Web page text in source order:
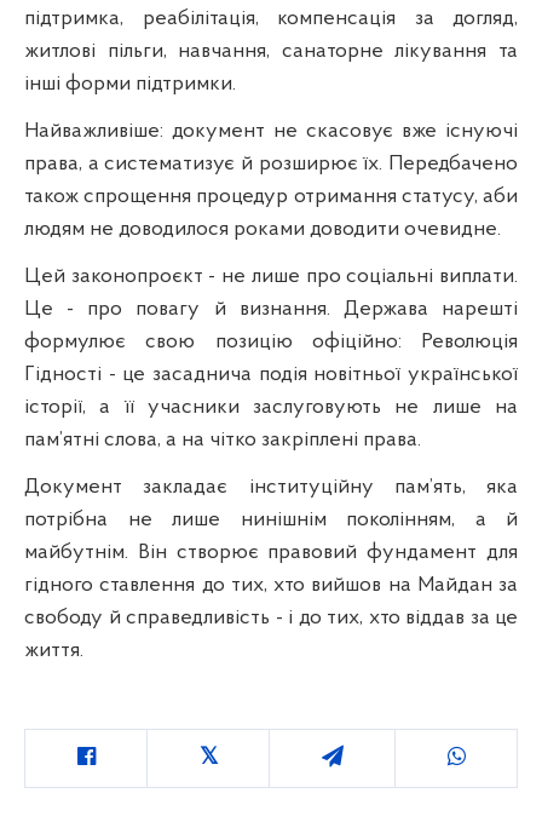
підтримка, реабілітація, компенсація за догляд,
житлові пільги, навчання, санаторне лікування та
інші форми підтримки.
Найважливіше: документ не скасовує вже існуючі
права, а систематизує й розширює їх. Передбачено
також спрощення процедур отримання статусу, аби
людям не доводилося роками доводити очевидне.
Цей законопроєкт - не лише про соціальні виплати.
Це - про повагу й визнання. Держава нарешті
формулює свою позицію офіційно: Революція
Гідності - це засаднича подія новітньої української
історії, а її учасники заслуговують не лише на
пам’ятні слова, а на чітко закріплені права.
Документ закладає інституційну пам’ять, яка
потрібна не лише нинішнім поколінням, а й
майбутнім. Він створює правовий фундамент для
гідного ставлення до тих, хто вийшов на Майдан за
свободу й справедливість - і до тих, хто віддав за це
життя.